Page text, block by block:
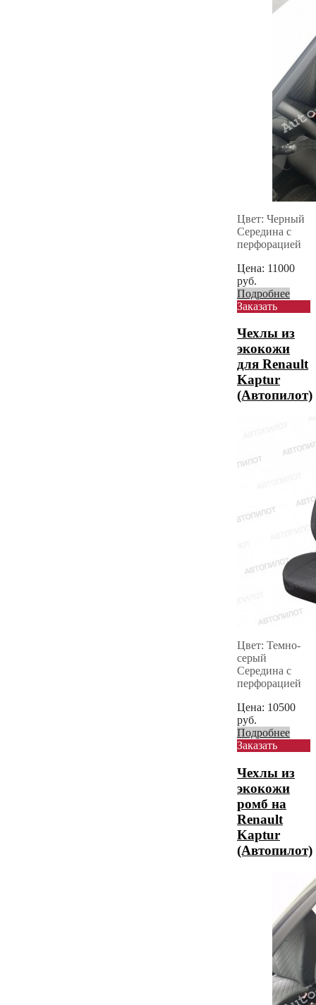
Цвет: Черный
Середина с
перфорацией
Цена: 11000
руб.
Подробнее
Заказать
Чехлы из
экокожи
для Renault
Kaptur
(Автопилот)
Цвет: Темно-
серый
Середина с
перфорацией
Цена: 10500
руб.
Подробнее
Заказать
Чехлы из
экокожи
ромб на
Renault
Kaptur
(Автопилот)